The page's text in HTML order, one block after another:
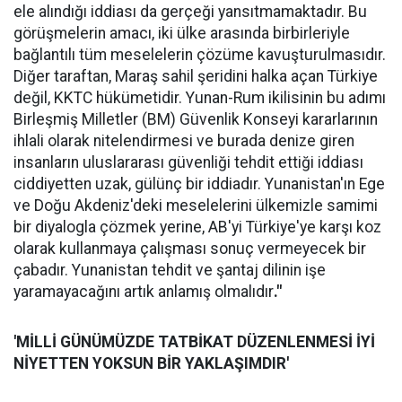
ele alındığı iddiası da gerçeği yansıtmamaktadır. Bu
görüşmelerin amacı, iki ülke arasında birbirleriyle
bağlantılı tüm meselelerin çözüme kavuşturulmasıdır.
Diğer taraftan, Maraş sahil şeridini halka açan Türkiye
değil, KKTC hükümetidir. Yunan-Rum ikilisinin bu adımı
Birleşmiş Milletler (BM) Güvenlik Konseyi kararlarının
ihlali olarak nitelendirmesi ve burada denize giren
insanların uluslararası güvenliği tehdit ettiği iddiası
ciddiyetten uzak, gülünç bir iddiadır. Yunanistan'ın Ege
ve Doğu Akdeniz'deki meselelerini ülkemizle samimi
bir diyalogla çözmek yerine, AB'yi Türkiye'ye karşı koz
olarak kullanmaya çalışması sonuç vermeyecek bir
çabadır. Yunanistan tehdit ve şantaj dilinin işe
yaramayacağını artık anlamış olmalıdır."
'MİLLİ GÜNÜMÜZDE TATBİKAT DÜZENLENMESİ İYİ
NİYETTEN YOKSUN BİR YAKLAŞIMDIR'